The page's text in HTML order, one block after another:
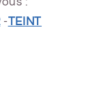
-TEINT